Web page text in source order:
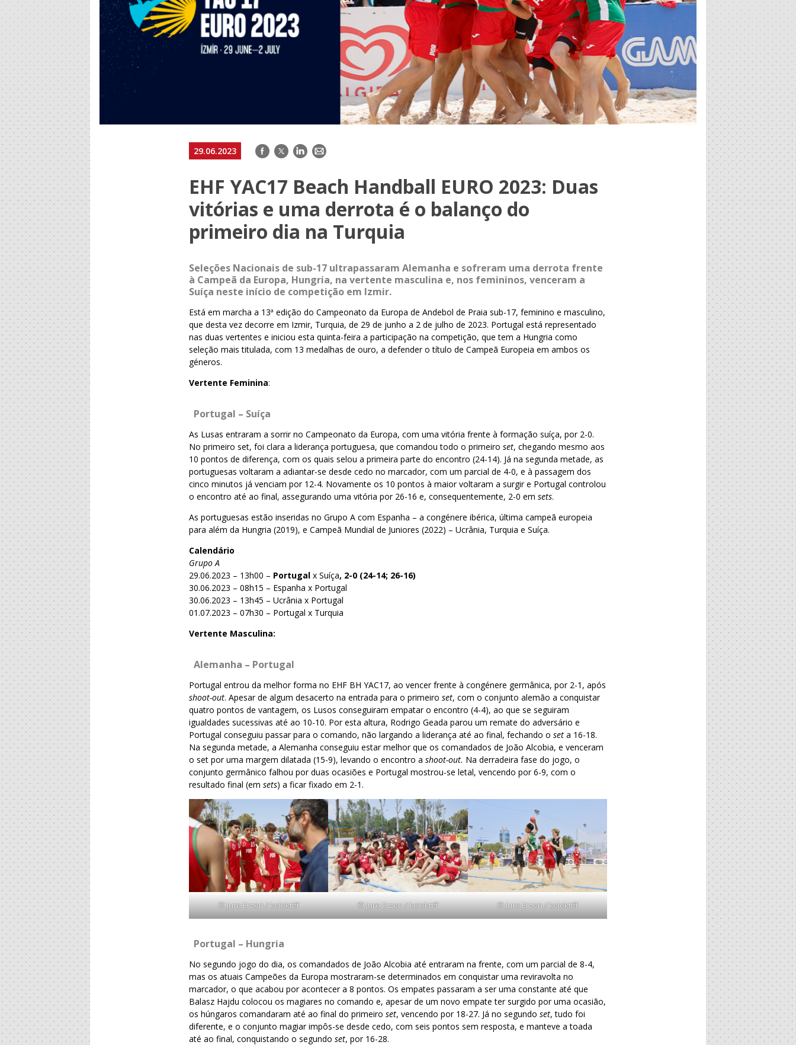
29.06.2023 Facebook
TwitterLinkedIn
E-
EHF YAC17 Beach Handball EURO 2023: Duas
vitórias e uma derrota é o balanço do
primeiro dia na Turquia
Seleções Nacionais de sub-17 ultrapassaram Alemanha e sofreram uma derrota frente
à Campeã da Europa, Hungria, na vertente masculina e, nos femininos, venceram a
Suíça neste início de competição em Izmir.
Está em marcha a 13ª edição do Campeonato da Europa de Andebol de Praia sub-17, feminino e masculino,
que desta vez decorre em Izmir, Turquia, de 29 de junho a 2 de julho de 2023. Portugal está representado
nas duas vertentes e iniciou esta quinta-feira a participação na competição, que tem a Hungria como
seleção mais titulada, com 13 medalhas de ouro, a defender o título de Campeã Europeia em ambos os
géneros.
Vertente Feminina:
Portugal – Suíça
As Lusas entraram a sorrir no Campeonato da Europa, com uma vitória frente à formação suíça, por 2-0.
No primeiro set, foi clara a liderança portuguesa, que comandou todo o primeiroset, chegando mesmo aos
10 pontos de diferença, com os quais selou a primeira parte do encontro (24-14). Já na segunda metade, as
portuguesas voltaram a adiantar-se desde cedo no marcador, com um parcial de 4-0, e à passagem dos
cinco minutos já venciam por 12-4. Novamente os 10 pontos à maior voltaram a surgir e Portugal controlou
o encontro até ao final, assegurando uma vitória por 26-16 e, consequentemente, 2-0 emsets.
As portuguesas estão inseridas no Grupo A com Espanha – a congénere ibérica, última campeã europeia
para além da Hungria (2019), e Campeã Mundial de Juniores (2022) – Ucrânia, Turquia e Suíça.
Calendário
Grupo A
29.06.2023 – 13h00 – Portugal x Suíça, 2-0 (24-14; 26-16)
30.06.2023 – 08h15 – Espanha x Portugal
30.06.2023 – 13h45 – Ucrânia x Portugal
01.07.2023 – 07h30 – Portugal x Turquia
Vertente Masculina:
Alemanha – Portugal
Portugal entrou da melhor forma no EHF BH YAC17, ao vencer frente à congénere germânica, por 2-1, após
shoot-out. Apesar de algum desacerto na entrada para o primeiroset, com o conjunto alemão a conquistar
quatro pontos de vantagem, os Lusos conseguiram empatar o encontro (4-4), ao que se seguiram
igualdades sucessivas até ao 10-10. Por esta altura, Rodrigo Geada parou um remate do adversário e
Portugal conseguiu passar para o comando, não largando a liderança até ao final, fechando oset a 16-18.
Na segunda metade, a Alemanha conseguiu estar melhor que os comandados de João Alcobia, e venceram
o set por uma margem dilatada (15-9), levando o encontro ashoot-out. Na derradeira fase do jogo, o
conjunto germânico falhou por duas ocasiões e Portugal mostrou-se letal, vencendo por 6-9, com o
resultado final (emsets) a ficar fixado em 2-1.
© Jure Erzen / kolektiff © Jure Erzen / kolektiff © Jure Erzen / kolektiff
Portugal – Hungria
No segundo jogo do dia, os comandados de João Alcobia até entraram na frente, com um parcial de 8-4,
mas os atuais Campeões da Europa mostraram-se determinados em conquistar uma reviravolta no
marcador, o que acabou por acontecer a 8 pontos. Os empates passaram a ser uma constante até que
Balasz Hajdu colocou os magiares no comando e, apesar de um novo empate ter surgido por uma ocasião,
os húngaros comandaram até ao final do primeiroset, vencendo por 18-27. Já no segundoset, tudo foi
diferente, e o conjunto magiar impôs-se desde cedo, com seis pontos sem resposta, e manteve a toada
até ao final, conquistando o segundoset, por 16-28.